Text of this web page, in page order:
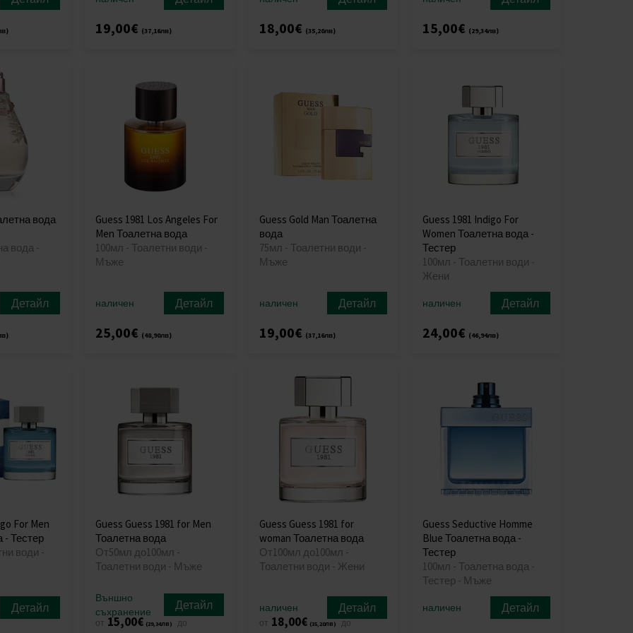
19,00€ (37,16лв) 18,00€ (35,20лв) 15,00€ (29,34лв)
вода
вода -
Детайл
Guess 1981 Los Angeles For
Men Тоалетна вода
100мл - Тоалетни води -
Мъже
наличен Детайл
25,00€ (48,90лв)
Guess Gold Man Тоалетна
вода
75мл - Тоалетни води -
Мъже
наличен Детайл
19,00€ (37,16лв)
Guess 1981 Indigo For
Women Тоалетна вода -
Тестер
100мл - Тоалетни води -
Жени
наличен Детайл
24,00€ (46,94лв)
For Men
- Тестер
води -
Детайл
Guess Guess 1981 for Men
Тоалетна вода
От50мл до100мл -
Тоалетни води - Мъже
Външно
съхранение
Детайл
от 15,00€ (29,34лв) до
Guess Guess 1981 for
woman Тоалетна вода
От100мл до100мл -
Тоалетни води - Жени
наличен Детайл
от 18,00€ (35,20лв) до
Guess Seductive Homme
Blue Тоалетна вода -
Тестер
100мл - Тоалетна вода -
Тестер - Мъже
наличен Детайл